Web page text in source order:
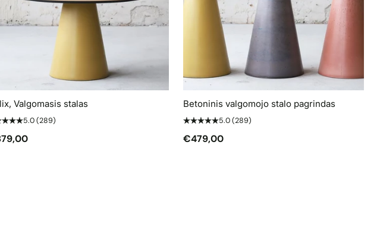
Valgomasis stalas
5.0(289)
Betoninis valgomojo stalo pagrindas
5.0 (289)
€479,00